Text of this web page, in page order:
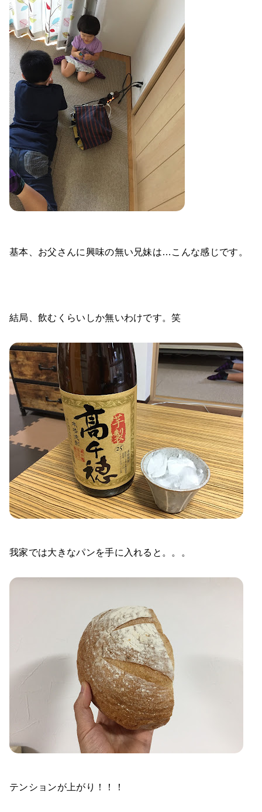
基本、お父さんに興味の無い兄妹は…こんな感じです。
結局、飲むくらいしか無いわけです。笑
我家では大きなパンを手に入れると。。。
テンションが上がり！！！